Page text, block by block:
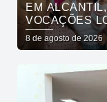
EM
VOCAÇÕES
E RENDA
8 de agosto de 2026